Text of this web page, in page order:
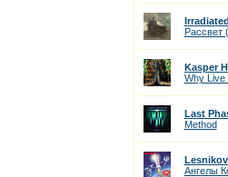
Рассвет
Kasper
Why Live
Last
Method
Ангелы